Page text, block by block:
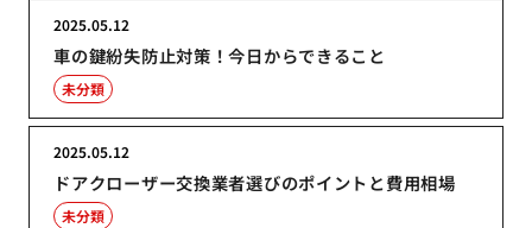
車の鍵紛失防止対策！今日からできること
2025.05.12
未分類
ドアクローザー交換業者選びのポイントと費用相場
2025.05.12
未分類